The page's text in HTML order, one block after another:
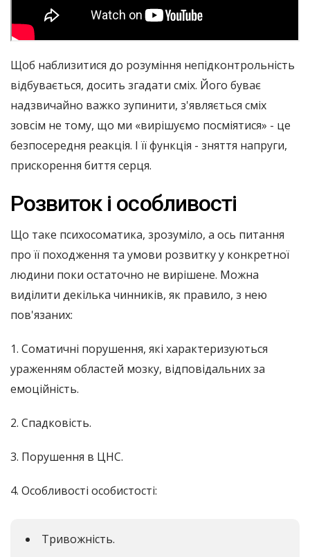
Щоб наблизитися до розуміння непідконтрольність
відбувається, досить згадати сміх. Його буває
надзвичайно важко зупинити, з'являється сміх
зовсім не тому, що ми «вирішуємо посміятися» - це
безпосередня реакція. І її функція - зняття напруги,
прискорення биття серця.
Розвиток і особливості
Що таке психосоматика, зрозуміло, а ось питання
про її походження та умови розвитку у конкретної
людини поки остаточно не вирішене. Можна
виділити декілька чинників, як правило, з нею
пов'язаних:
1. Соматичні порушення, які характеризуються
ураженням областей мозку, відповідальних за
емоційність.
2. Спадковість.
3. Порушення в ЦНС.
4. Особливості особистості:
Тривожність.